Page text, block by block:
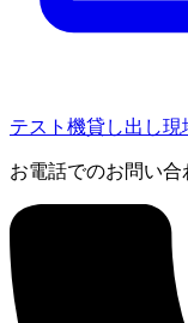
テスト機貸し出し現
お電話でのお問い合